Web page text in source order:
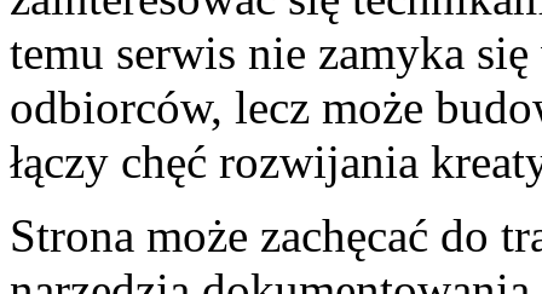
temu serwis nie zamyka
odbiorców, lecz może
łączy chęć rozwijania
Strona może zachęcać do